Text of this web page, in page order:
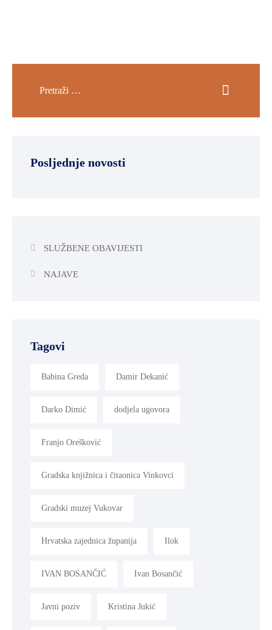
Posljednje novosti
SLUŽBENE OBAVIJESTI
NAJAVE
Tagovi
Babina Greda Damir Dekanić
Darko Dimić dodjela ugovora
Franjo Orešković
Gradska knjižnica i čitaonica Vinkovci
Gradski muzej Vukovar
Hrvatska zajednica županija Ilok
IVAN BOSANČIĆ Ivan Bosančić
Javni poziv Kristina Jukić